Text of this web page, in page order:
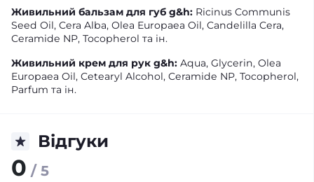
Живильний бальзам для губ g&h: Ricinus Communis
Seed Oil, Cera Alba, Olea Europaea Oil, Candelilla Cera,
Ceramide NP, Tocopherol та ін.
Живильний крем для рук g&h: Aqua, Glycerin, Olea
Europaea Oil, Cetearyl Alcohol, Ceramide NP, Tocopherol,
Parfum та ін.
Відгуки
0 / 5